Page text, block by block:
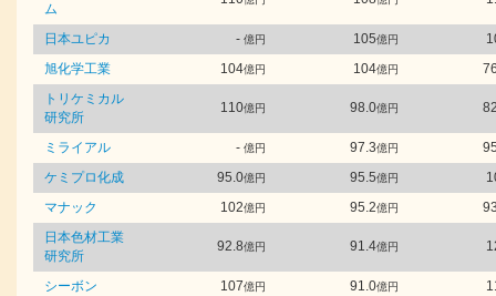
ム
日本ユピカ - 億円 105億円
旭化学工業
104億円 104億円
トリケミカル
研究所
110億円 98.0億円
ミライアル - 億円 97.3億円
ケミプロ化成
95.0億円 95.5億円
マナック
102億円 95.2億円
日本色材工業
研究所
92.8億円 91.4億円
シーボン 107億円 91.0億円